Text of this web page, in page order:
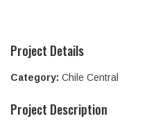
Project Details
Category: Chile Central
Project Description